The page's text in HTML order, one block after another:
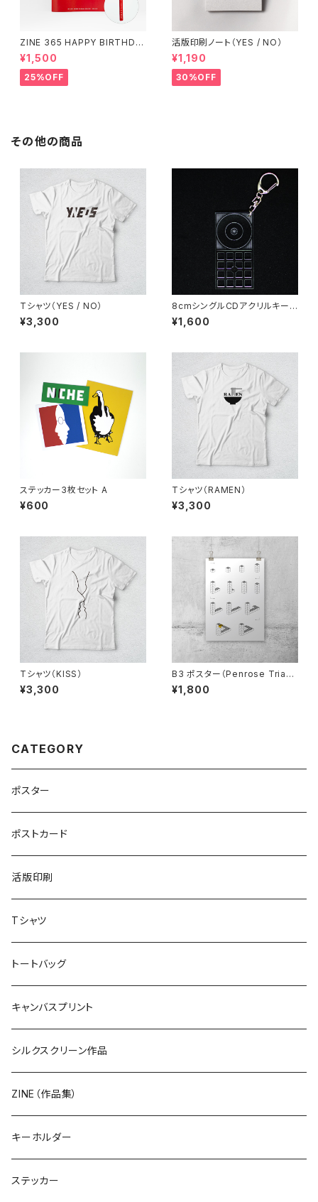
ZINE 365 HAPPY BIRTHDA
Y（アクリルキーホルダー付き）
¥1,500
25%OFF
活版印刷ノート（YES / NO）
¥1,190
30%OFF
その他の商品
Tシャツ（YES / NO）
¥3,300
8cmシングルCDアクリルキー
ホルダー（クリア）
¥1,600
ステッカー3枚セット A
¥600
Tシャツ（RAMEN）
¥3,300
Tシャツ（KISS）
¥3,300
B3 ポスター（Penrose Triang
le）
¥1,800
CATEGORY
ポスター
ポストカード
活版印刷
Tシャツ
トートバッグ
キャンバスプリント
シルクスクリーン作品
ZINE（作品集）
キーホルダー
ステッカー